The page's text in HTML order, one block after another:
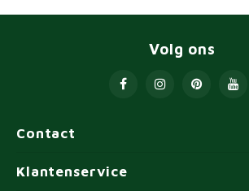
Contact
Volg ons
Klantenservice